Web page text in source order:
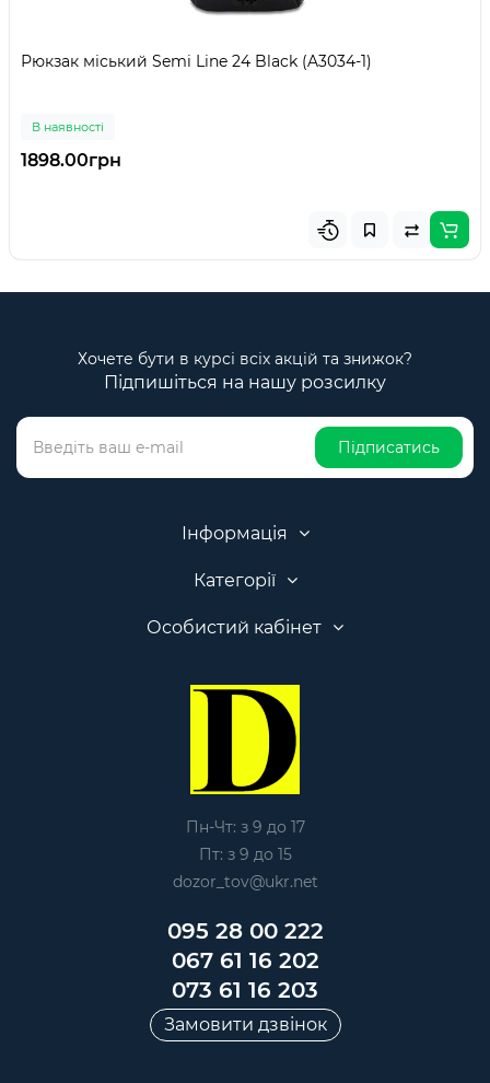
Рюкзак міський Semi Line 24 Black (A3034-1)
В наявності
1898.00грн
Хочете бути в курсі всіх акцій та знижок?
Підпишіться на нашу розсилку
Підписатись
Інформація
Категорії
Особистий кабінет
Пн-Чт: з 9 до 17
Пт: з 9 до 15
dozor_tov@ukr.net
095 28 00 222
067 61 16 202
073 61 16 203
Замовити дзвінок